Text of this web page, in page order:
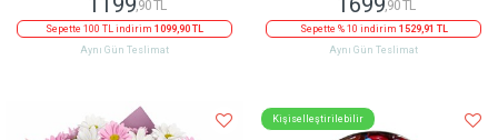
,90 TL
Sepette 100 TL indirim 1099,90 TL
Aynı Gün Teslimat
,90 TL
Sepette % 10 indirim 1529,91 TL
Aynı Gün Teslimat
Kişiselleştirilebilir